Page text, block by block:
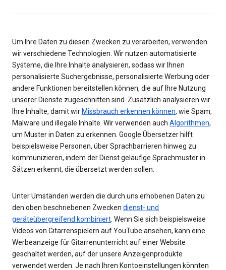
Um Ihre Daten zu diesen Zwecken zu verarbeiten, verwenden
wir verschiedene Technologien. Wir nutzen automatisierte
Systeme, die Ihre Inhalte analysieren, sodass wir Ihnen
personalisierte Suchergebnisse, personalisierte Werbung oder
andere Funktionen bereitstellen können, die auf Ihre Nutzung
unserer Dienste zugeschnitten sind. Zusätzlich analysieren wir
Ihre Inhalte, damit wir Missbrauch erkennen können, wie Spam,
Malware und illegale Inhalte. Wir verwenden auch Algorithmen,
um Muster in Daten zu erkennen. Google Übersetzer hilft
beispielsweise Personen, über Sprachbarrieren hinweg zu
kommunizieren, indem der Dienst geläufige Sprachmuster in
Sätzen erkennt, die übersetzt werden sollen.
Unter Umständen werden die durch uns erhobenen Daten zu
den oben beschriebenen Zwecken dienst- und
geräteübergreifend kombiniert . Wenn Sie sich beispielsweise
Videos von Gitarrenspielern auf YouTube ansehen, kann eine
Werbeanzeige für Gitarrenunterricht auf einer Website
geschaltet werden, auf der unsere Anzeigenprodukte
verwendet werden. Je nach Ihren Kontoeinstellungen könnten